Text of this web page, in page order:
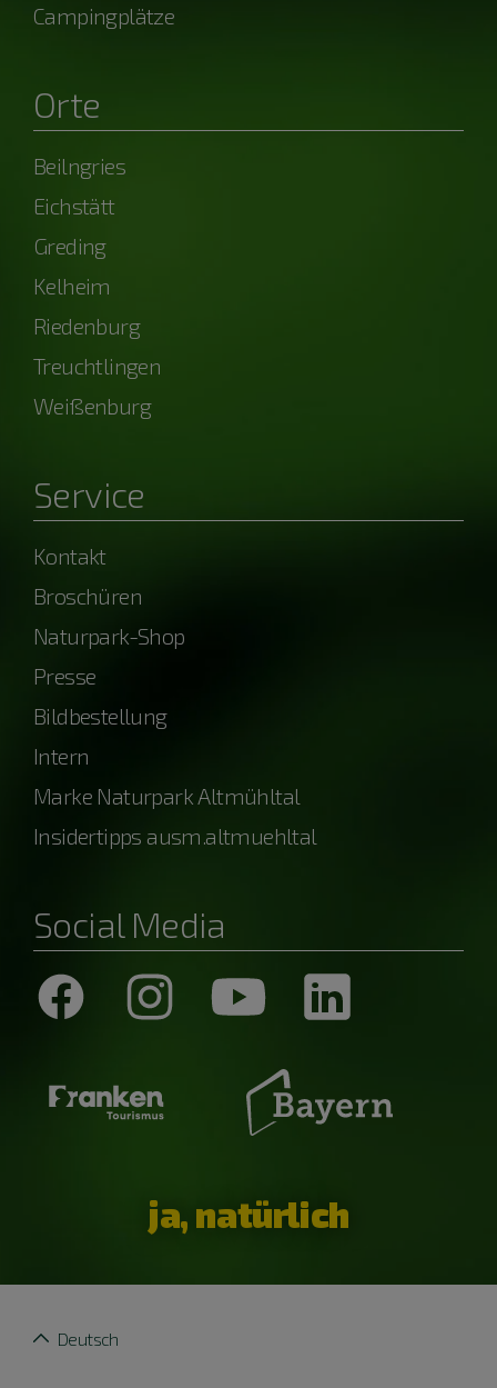
Campingplätze
Orte
Beilngries
Eichstätt
Greding
Kelheim
Riedenburg
Treuchtlingen
Weißenburg
Service
Kontakt
Broschüren
Naturpark-Shop
Presse
Bildbestellung
Intern
Marke Naturpark Altmühltal
Insidertipps ausm.altmuehltal
Social Media
ja, natürlich
Deutsch